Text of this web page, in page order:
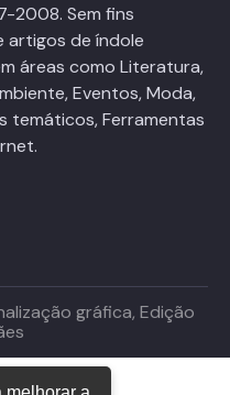
2008. Sem fins
artigos de índole
áreas como Literatura,
Eventos, Moda,
temáticos, Ferramentas
gráfica, Edição